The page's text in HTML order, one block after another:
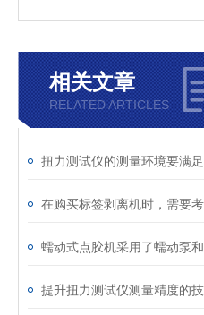
相关文章
RELATED ARTICLES